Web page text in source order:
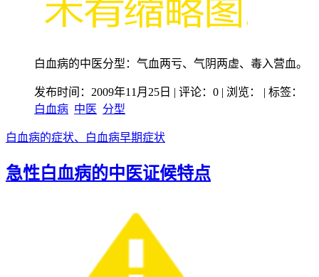
白血病的中医分型：气血两亏、气阴两虚、毒入营血。
发布时间：2009年11月25日 | 评论：0 | 浏览：
| 标签：
白血病 中医 分型
白血病的症状、白血病早期症状
急性白血病的中医证候特点